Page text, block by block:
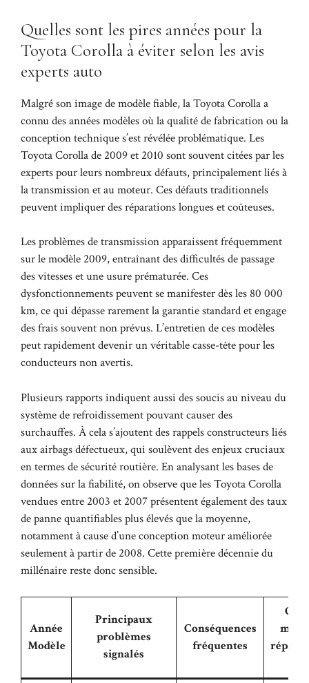
Quelles sont les pires années pour la
Toyota Corolla à éviter selon les avis
experts auto
Malgré son image de modèle fiable, la Toyota Corolla a
connu des années modèles où la qualité de fabrication ou la
conception technique s’est révélée problématique. Les
Toyota Corolla de 2009 et 2010 sont souvent citées par les
experts pour leurs nombreux défauts, principalement liés à
la transmission et au moteur. Ces défauts traditionnels
peuvent impliquer des réparations longues et coûteuses.
Les problèmes de transmission apparaissent fréquemment
sur le modèle 2009, entraînant des difficultés de passage
des vitesses et une usure prématurée. Ces
dysfonctionnements peuvent se manifester dès les 80 000
km, ce qui dépasse rarement la garantie standard et engage
des frais souvent non prévus. L’entretien de ces modèles
peut rapidement devenir un véritable casse-tête pour les
conducteurs non avertis.
Plusieurs rapports indiquent aussi des soucis au niveau du
système de refroidissement pouvant causer des
surchauffes. À cela s’ajoutent des rappels constructeurs liés
aux airbags défectueux, qui soulèvent des enjeux cruciaux
en termes de sécurité routière. En analysant les bases de
données sur la fiabilité, on observe que les Toyota Corolla
vendues entre 2003 et 2007 présentent également des taux
de panne quantifiables plus élevés que la moyenne,
notamment à cause d’une conception moteur améliorée
seulement à partir de 2008. Cette première décennie du
millénaire reste donc sensible.
Année
Modèle
Principaux
problèmes
signalés
Conséquences
fréquentes
Coût